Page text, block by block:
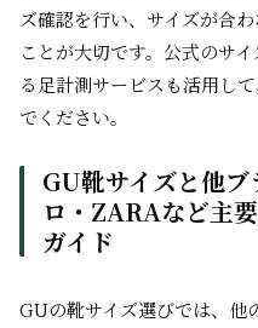
ズ確認を行い、サイズが合
ことが大切です。公式のサ
る足計測サービスも活用し
でください。
GU靴サイズと他
ロ・ZARAなど主
ガイド
GUの靴サイズ選びでは、他